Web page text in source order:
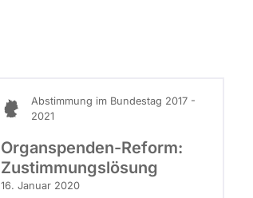
Abstimmung im Bundestag 2017 -
2021
Organspenden-Reform:
Zustimmungslösung
16. Januar 2020